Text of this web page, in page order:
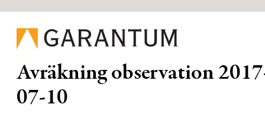
Avräkning observation
07-10